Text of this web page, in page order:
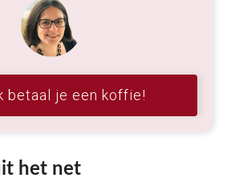
betaal je een koffie!
het net